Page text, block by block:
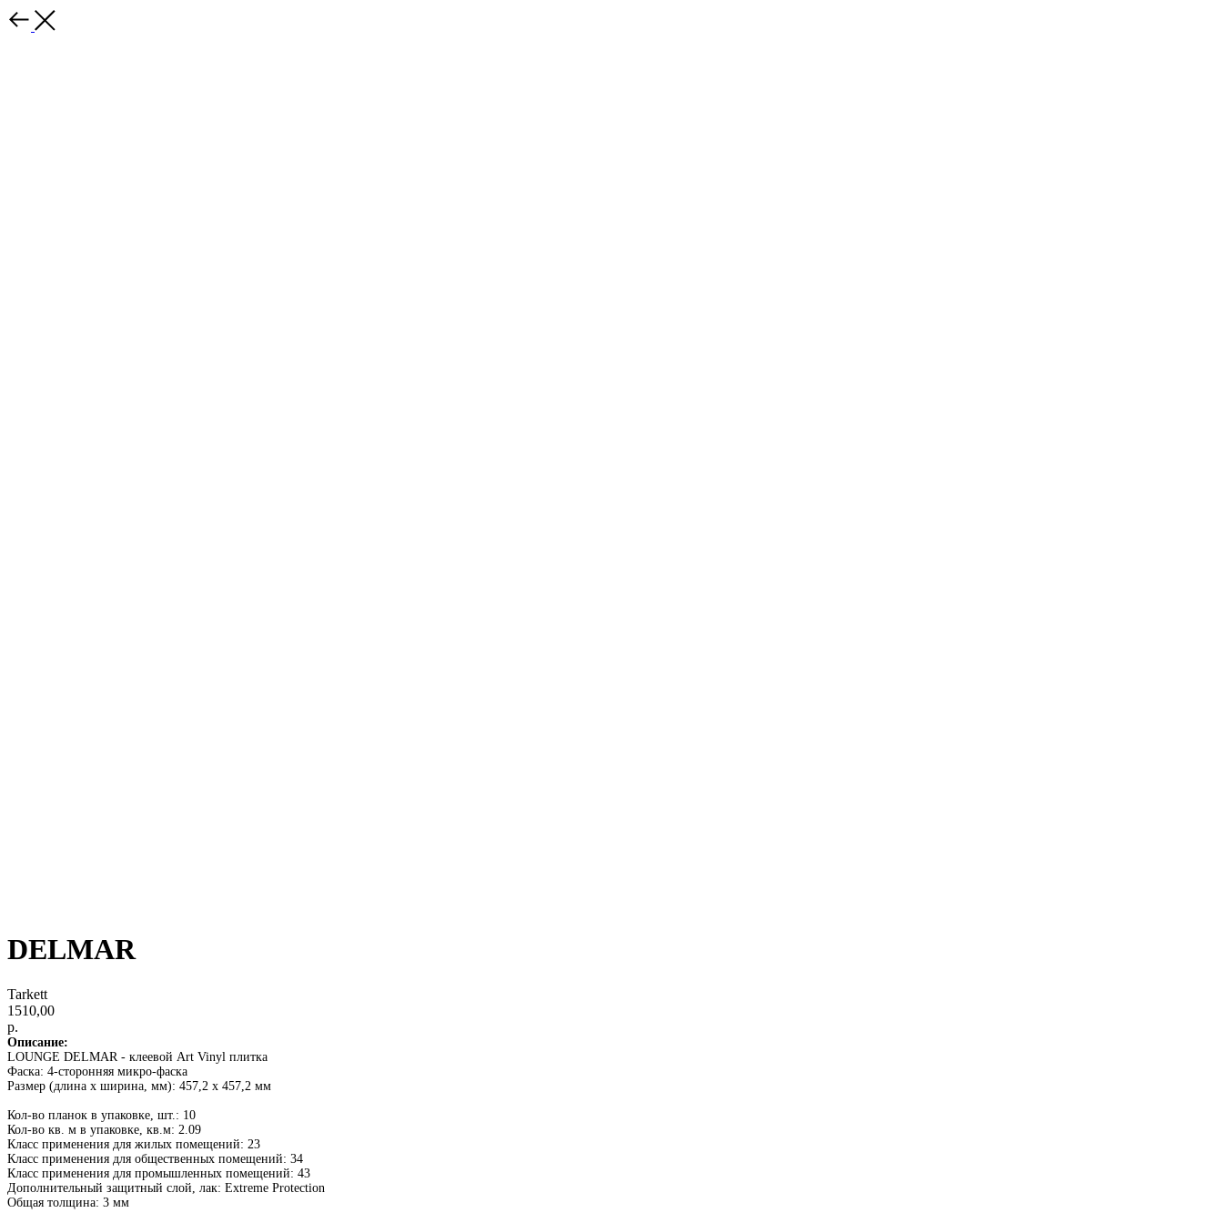
DELMAR
Tarkett
1510,00
р.
Описание:
LOUNGE DELMAR - клеевой Art Vinyl плитка
Фаска: 4-сторонняя микро-фаска
Размер (длина x ширина, мм): 457,2 х 457,2 мм
Кол-во планок в упаковке, шт.: 10
Кол-во кв. м в упаковке, кв.м: 2.09
Класс применения для жилых помещений: 23
Класс применения для общественных помещений: 34
Класс применения для промышленных помещений: 43
Дополнительный защитный слой, лак: Extreme Protection
Общая толщина: 3 мм